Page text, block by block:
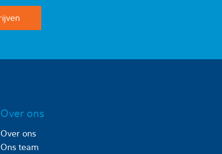
Over ons
Over ons
Ons team